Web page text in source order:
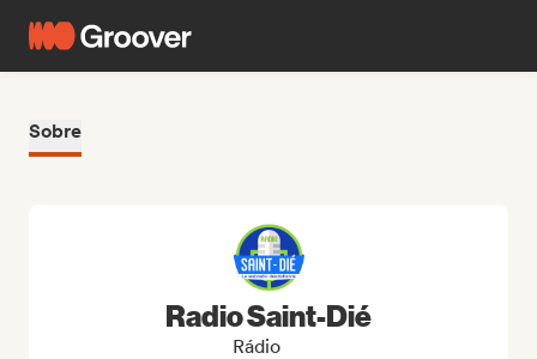
Sobre
Radio Saint-Dié
Rádio